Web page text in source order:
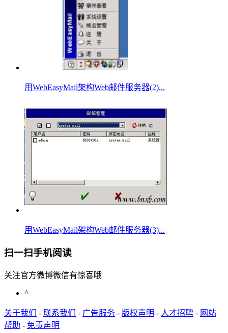
用WebEasyMail架构Web邮件服务器(2)...
用WebEasyMail架构Web邮件服务器(3)...
扫一扫手机阅读
关注官方微博微信有惊喜哦
^
关于我们 - 联系我们 - 广告服务 - 版权声明 - 人才招聘 - 网站
帮助 - 免责声明